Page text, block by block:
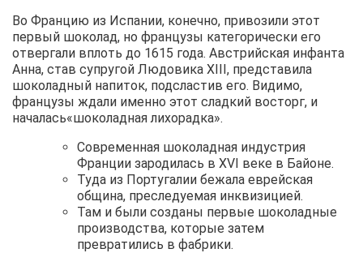
Во Францию из Испании, конечно, привозили этот
первый шоколад, но французы категорически его
отвергали вплоть до 1615 года. Австрийская инфанта
Анна, став супругой Людовика XIII, представила
шоколадный напиток, подсластив его. Видимо,
французы ждали именно этот сладкий восторг, и
началась«шоколадная лихорадка».
Современная шоколадная индустрия
Франции зародилась в XVI веке в Байоне.
Туда из Португалии бежала еврейская
община, преследуемая инквизицией.
Там и были созданы первые шоколадные
производства, которые затем
превратились в фабрики.